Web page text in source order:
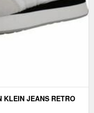
KLEIN JEANS RETRO